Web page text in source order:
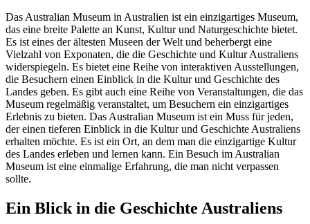
Das Australian Museum in Australien ist ein einzigartiges Museum,
das eine breite Palette an Kunst, Kultur und Naturgeschichte bietet.
Es ist eines der ältesten Museen der Welt und beherbergt eine
Vielzahl von Exponaten, die die Geschichte und Kultur Australiens
widerspiegeln. Es bietet eine Reihe von interaktiven Ausstellungen,
die Besuchern einen Einblick in die Kultur und Geschichte des
Landes geben. Es gibt auch eine Reihe von Veranstaltungen, die das
Museum regelmäßig veranstaltet, um Besuchern ein einzigartiges
Erlebnis zu bieten. Das Australian Museum ist ein Muss für jeden,
der einen tieferen Einblick in die Kultur und Geschichte Australiens
erhalten möchte. Es ist ein Ort, an dem man die einzigartige Kultur
des Landes erleben und lernen kann. Ein Besuch im Australian
Museum ist eine einmalige Erfahrung, die man nicht verpassen
sollte.
Ein Blick in die Geschichte Australiens